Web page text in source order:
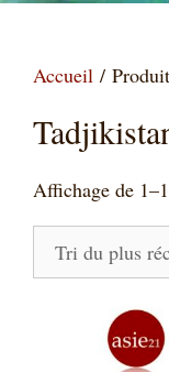
Accueil /
Affichage de